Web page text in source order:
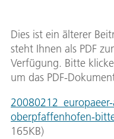
Dies ist ein älterer
steht Ihnen als PDF
Verfügung. Bitte
um das PDF-
oberpfaffenhofen-
165KB)